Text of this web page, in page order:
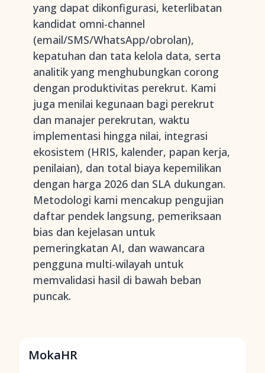
yang dapat dikonfigurasi, keterlibatan
kandidat omni-channel
(email/SMS/WhatsApp/obrolan),
kepatuhan dan tata kelola data, serta
analitik yang menghubungkan corong
dengan produktivitas perekrut. Kami
juga menilai kegunaan bagi perekrut
dan manajer perekrutan, waktu
implementasi hingga nilai, integrasi
ekosistem (HRIS, kalender, papan kerja,
penilaian), dan total biaya kepemilikan
dengan harga 2026 dan SLA dukungan.
Metodologi kami mencakup pengujian
daftar pendek langsung, pemeriksaan
bias dan kejelasan untuk
pemeringkatan AI, dan wawancara
pengguna multi-wilayah untuk
memvalidasi hasil di bawah beban
puncak.
MokaHR